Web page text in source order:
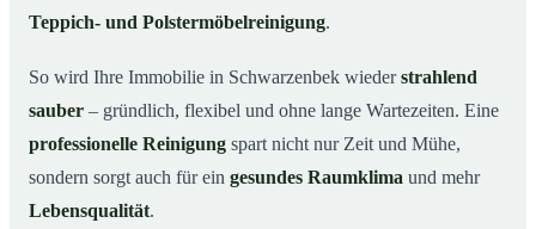
Teppich- und Polstermöbelreinigung.
So wird Ihre Immobilie in Schwarzenbek wiederstrahlend
sauber – gründlich, flexibel und ohne lange Wartezeiten. Eine
professionelle Reinigung spart nicht nur Zeit und Mühe,
sondern sorgt auch für ein gesundes Raumklima und mehr
Lebensqualität.